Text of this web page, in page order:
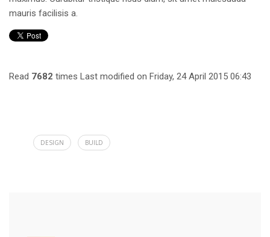
mauris facilisis a.
Read 7682 times Last modified on Friday, 24 April 2015 06:43
DESIGN BUILD